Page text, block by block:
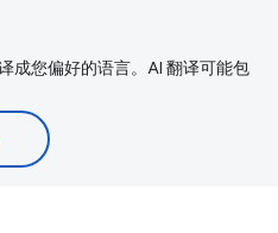
成您偏好的语言。AI 翻译可能包